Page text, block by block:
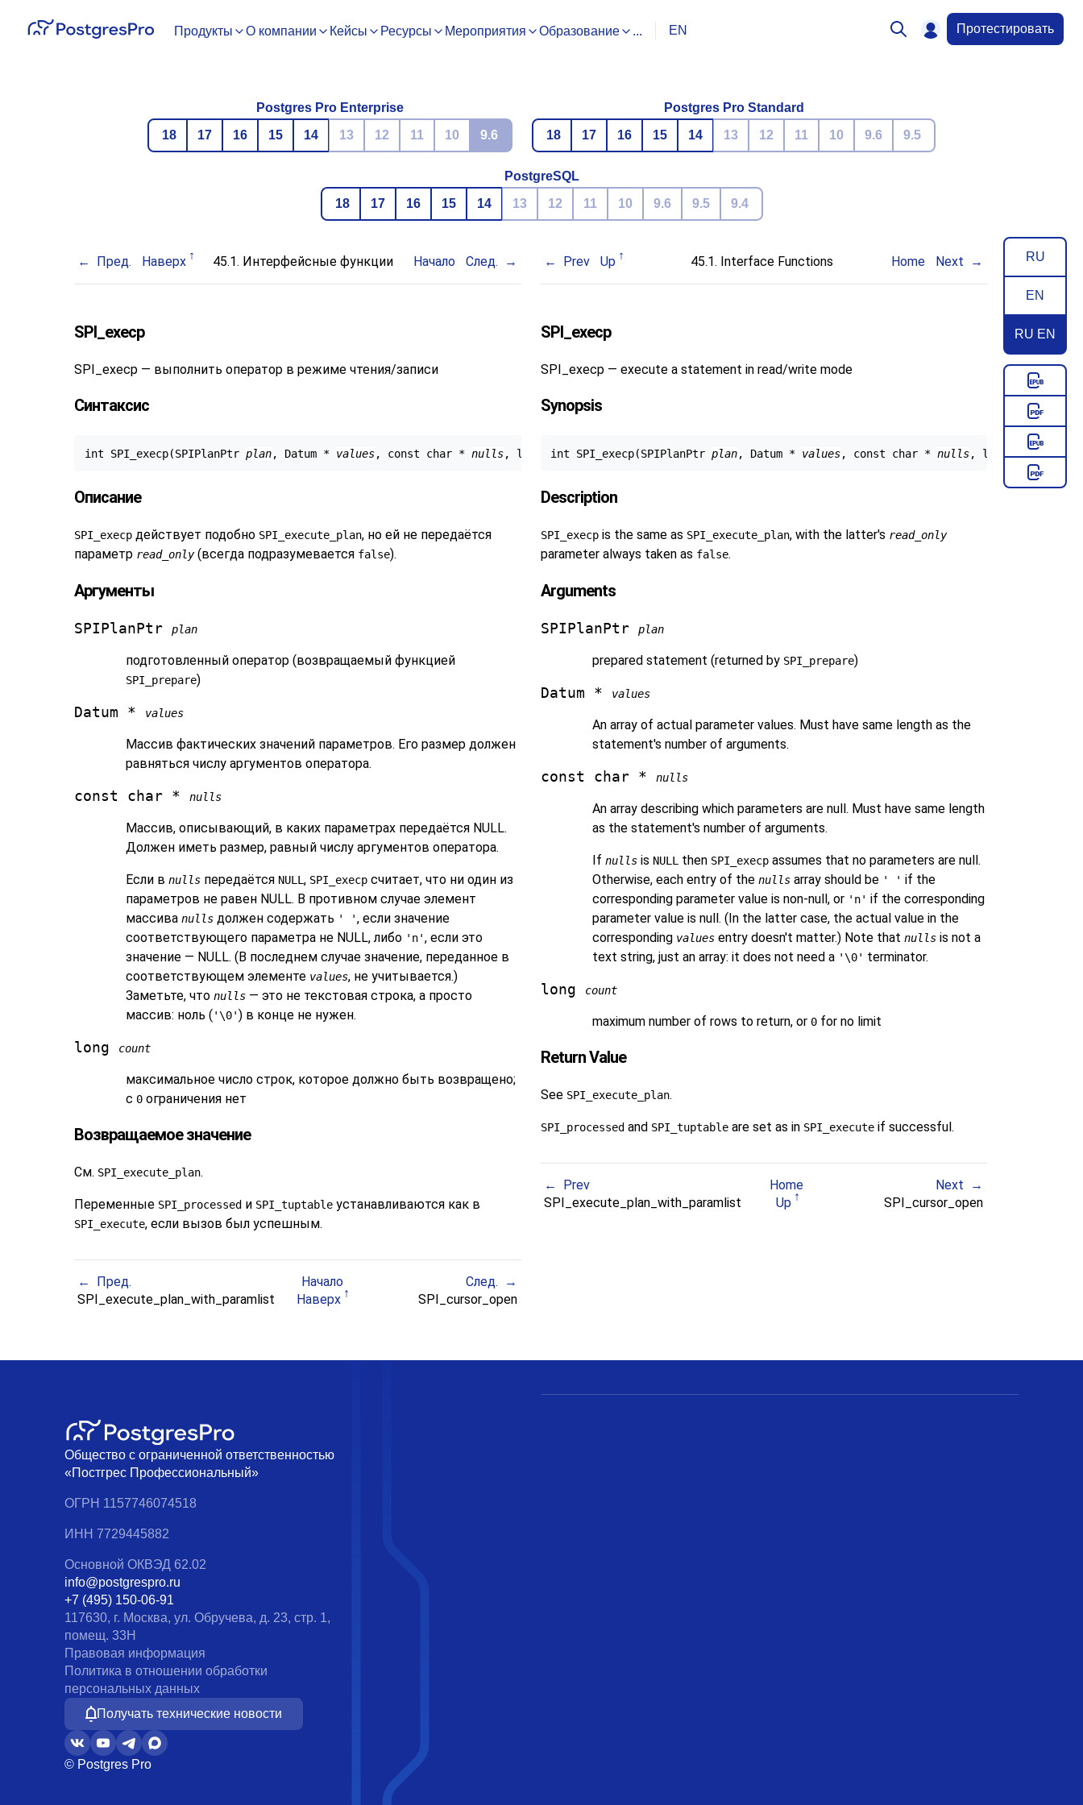
Продукты О компании Кейсы Ресурсы Мероприятия Образование ... EN Протестировать
Postgres Pro Enterprise
18
17 16 15 14 13 12 11 10 9.6
Postgres Pro Standard
18
17 16 15 14 13 12 11 10 9.6 9.5
PostgreSQL
18
17 16 15 14 13 12 11 10 9.6 9.5 9.4
RU
EN
RU EN
Пред. Наверх 45.1. Интерфейсные функции Начало След.
SPI_execp
SPI_execp — выполнить оператор в режиме чтения/записи
Синтаксис
int SPI_execp(SPIPlanPtr plan, Datum * values, const char * nulls, long count)
Описание
SPI_execp действует подобно SPI_execute_plan, но ей не передаётся
параметр read_only(всегда подразумевается false).
Аргументы
SPIPlanPtr plan
подготовленный оператор (возвращаемый функцией
SPI_prepare)
Datum * values
Массив фактических значений параметров. Его размер должен
равняться числу аргументов оператора.
const char * nulls
Массив, описывающий, в каких параметрах передаётся NULL.
Должен иметь размер, равный числу аргументов оператора.
Если в nulls передаётся NULL , SPI_execp считает, что ни один из
параметров не равен NULL. В противном случае элемент
массива nulls должен содержать ' ', если значение
соответствующего параметра не NULL, либо 'n', если это
значение — NULL. (В последнем случае значение, переданное в
соответствующем элементе values, не учитывается.)
Заметьте, что nulls — это не текстовая строка, а просто
массив: ноль ('\0') в конце не нужен.
long count
максимальное число строк, которое должно быть возвращено;
с 0 ограничения нет
Возвращаемое значение
См. SPI_execute_plan.
Переменные SPI_processed и SPI_tuptable устанавливаются как в
SPI_execute, если вызов был успешным.
Пред. Начало
След.
SPI_execute_plan_with_paramlist
Наверх SPI_cursor_open
Prev Up 45.1. Interface Functions Home Next
SPI_execp
SPI_execp — execute a statement in read/write mode
Synopsis
int SPI_execp(SPIPlanPtr plan, Datum * values, const char * nulls, long count )
Description
SPI_execpis the same as SPI_execute_plan, with the latter's read_only
parameter always taken as false.
Arguments
SPIPlanPtr plan
prepared statement (returned by SPI_prepare)
Datum * values
An array of actual parameter values. Must have same length as the
statement's number of arguments.
const char * nulls
An array describing which parameters are null. Must have same length
as the statement's number of arguments.
If nullsis NULL then SPI_execpassumes that no parameters are null.
Otherwise, each entry of the nullsarray should be ' ' if the
corresponding parameter value is non-null, or 'n' if the corresponding
parameter value is null. (In the latter case, the actual value in the
corresponding valuesentry doesn't matter.) Note that nullsis not a
text string, just an array: it does not need a '\0' terminator.
long count
maximum number of rows to return, or 0for no limit
Return Value
See SPI_execute_plan.
SPI_processedand SPI_tuptableare set as in SPI_executeif successful.
Prev Home
Next
SPI_execute_plan_with_paramlist
Up SPI_cursor_open
Общество с ограниченной ответственностью
«Постгрес Профессиональный»
ОГРН 1157746074518
ИНН 7729445882
Основной ОКВЭД 62.02
info@postgrespro.ru
+7 (495) 150-06-91
117630, г. Москва, ул. Обручева, д. 23, стр. 1,
помещ. 33Н
Правовая информация
Политика в отношении обработки
персональных данных
Получать технические новости
© Postgres Pro